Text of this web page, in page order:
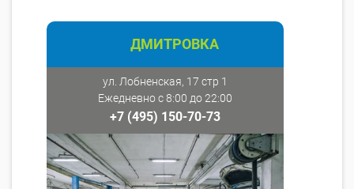
ДМИТРОВКА
ул. Лобненская, 17 стр 1
Ежедневно с 8:00 до 22:00
+7 (495) 150-70-73